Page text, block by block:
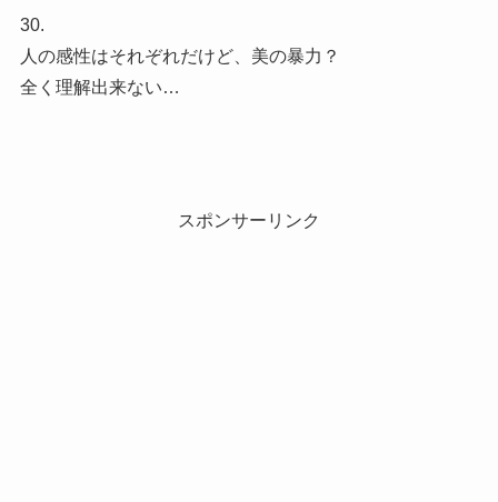
30.
人の感性はそれぞれだけど、美の暴力？
全く理解出来ない…
スポンサーリンク